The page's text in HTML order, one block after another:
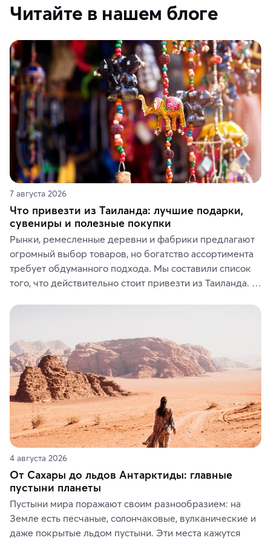
Читайте в нашем блоге
7 августа 2026
Что привезти из Таиланда: лучшие подарки,
сувениры и полезные покупки
Рынки, ремесленные деревни и фабрики предлагают
огромный выбор товаров, но богатство ассортимента
требует обдуманного подхода. Мы составили список
того, что действительно стоит привезти из Таиланда.
средства, одежду, украшения, предметы интерьера
где их купить.
4 августа 2026
От Сахары до льдов Антарктиды: главные
пустыни планеты
Пустыни мира поражают своим разнообразием: на
Земле есть песчаные, солончаковые, вулканические и
даже покрытые льдом пустыни. Эти места кажутся